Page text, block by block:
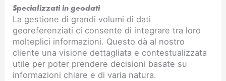
Specializzati in geodati
La gestione di grandi volumi di dati
georeferenziati ci consente di integrare tra loro
molteplici informazioni. Questo dà al nostro
cliente una visione dettagliata e contestualizzata
utile per poter prendere decisioni basate su
informazioni chiare e di varia natura.